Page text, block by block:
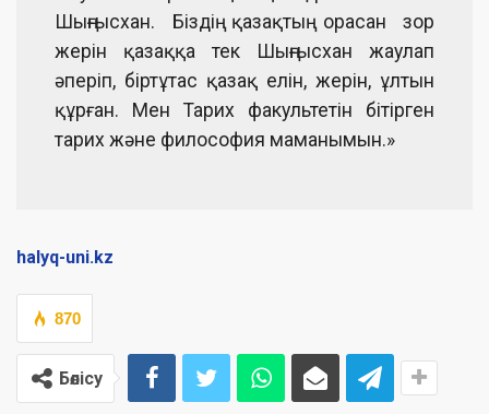
Шыңғысхан. Біздің қазақтың орасан зор
жерін қазаққа тек Шыңғысхан жаулап
әперіп, біртұтас қазақ елін, жерін, ұлтын
құрған. Мен Тарих факультетін бітірген
тарих және философия маманымын.»
halyq-uni.kz
870
Бөлісу